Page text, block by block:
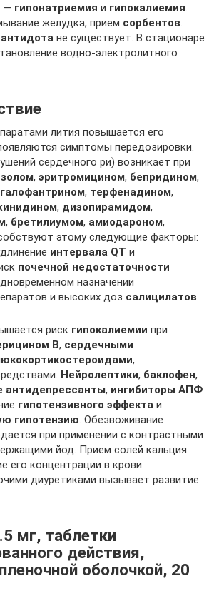
— гипонатриемия и гипокалиемия.
желудка, прием сорбентов.
антидота не существует. В стационаре
водно-электролитного
лития повышается его
симптомы передозировки.
сердечного ри) возникает при
, эритромицином, бепридином,
галофантрином, терфенадином,
, дизопирамидом,
, бретилиумом, амиодароном,
этому следующие факторы:
интервала QT и
почечной недостаточности
назначении
и высоких доз салицилатов.
риск гипокалиемии при
В, сердечными
,
Нейролептики, баклофен,
антидепрессанты, ингибиторы АПФ
гипотензивного эффекта и
гипотензию. Обезвоживание
при применении с контрастными
йод. Прием солей кальция
его концентрации в крови.
диуретиками вызывает развитие
мг, таблетки
действия,
оболочкой, 20